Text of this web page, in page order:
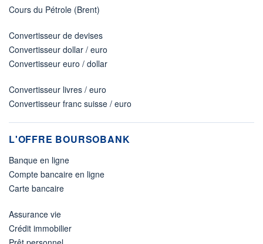
Cours du Pétrole (Brent)
Convertisseur de devises
Convertisseur dollar / euro
Convertisseur euro / dollar
Convertisseur livres / euro
Convertisseur franc suisse / euro
L'OFFRE BOURSOBANK
Banque en ligne
Compte bancaire en ligne
Carte bancaire
Assurance vie
Crédit immobilier